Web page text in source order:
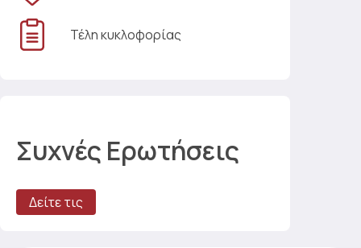
Τέλη κυκλοφορίας
Συχνές Ερωτήσεις
Δείτε τις